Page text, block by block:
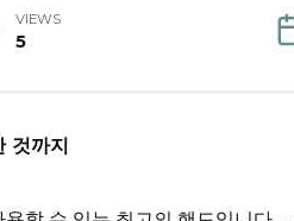
VIEWS
5
것까지